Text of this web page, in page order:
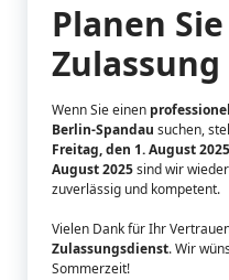
Planen
Wenn Sie einen
Berlin-Spandau suchen,
Freitag, den 1. August 2025
August 2025sind wir
zuverlässig und kompetent.
Vielen Dank für Ihr
Zulassungsdienst. Wir
Sommerzeit!